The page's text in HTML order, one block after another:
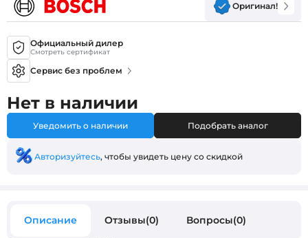
Оригинал!
Официальный дилер
Смотреть сертификат
Сервис без проблем
Нет в наличии
Уведомить о наличии Подобрать аналог
Авторизуйтесь, чтобы увидеть цену со скидкой
Описание Отзывы(0) Вопросы(0)